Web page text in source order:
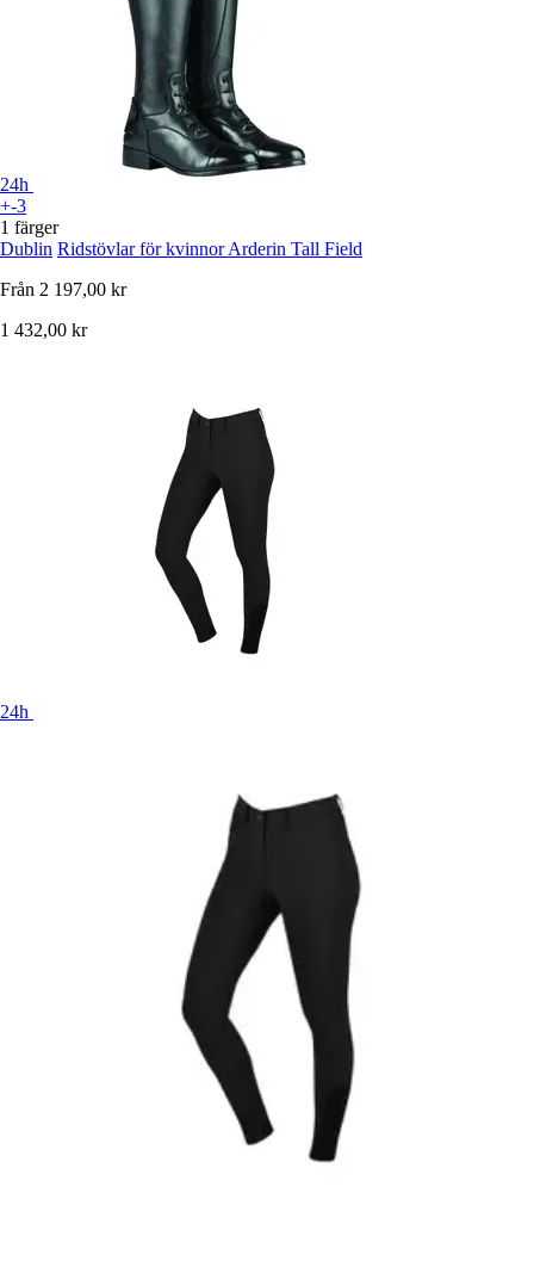
24h
+-3
1 färger
Dublin Ridstövlar för kvinnor Arderin Tall Field
Från 2 197,00 kr
1 432,00 kr
24h